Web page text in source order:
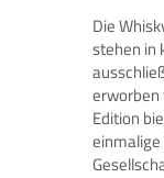
Die
stehen in
erworben
Edition